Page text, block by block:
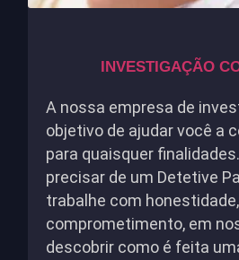
INVESTIGAÇÃO
A nossa empresa de
objetivo de ajudar você a
para quaisquer
precisar de um Detetive
trabalhe com
comprometimento, em
descobrir como é feita